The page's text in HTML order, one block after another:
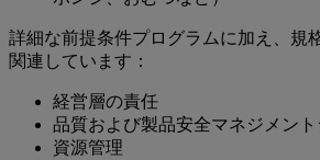
詳細な前提条件プログラムに加え、規
関連しています：
経営層の責任
品質および製品安全マネジメント
資源管理